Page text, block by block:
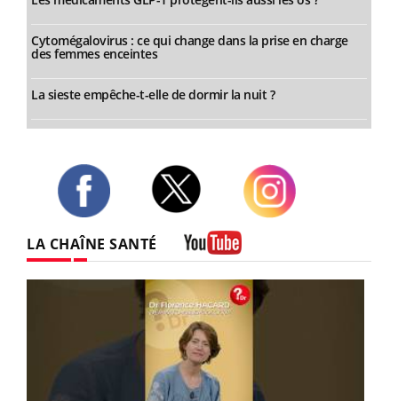
Cytomégalovirus : ce qui change dans la prise en charge
des femmes enceintes
La sieste empêche-t-elle de dormir la nuit ?
LA CHAÎNE SANTÉ